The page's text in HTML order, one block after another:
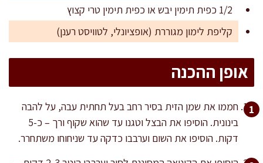
1/2 כפית תימין יבש או כפית תימין טרי קצוץ
קליפת לימון מגוררת (אופציונלי, לטוויסט רענן)
אופן ההכנה
חממו את שמן הזית בסיר רחב בעל תחתית עבה, על להבה
בינונית. הוסיפו את הבצל וטגנו עד שהוא שקוף ורך – כ-5
דקות. הוסיפו את השום וערבבו כדקה עד שניחוחו משתחרר.